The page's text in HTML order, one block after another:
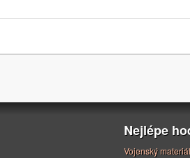
Nejlépe
Vojenský